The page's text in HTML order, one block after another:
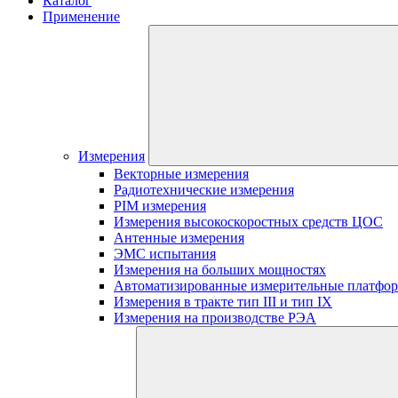
Применение
Измерения
Векторные измерения
Радиотехнические измерения
PIM измерения
Измерения высокоскоростных средств ЦОС
Антенные измерения
ЭМС испытания
Измерения на больших мощностях
Автоматизированные измерительные
Измерения в тракте тип III и тип IX
Измерения на производстве РЭА